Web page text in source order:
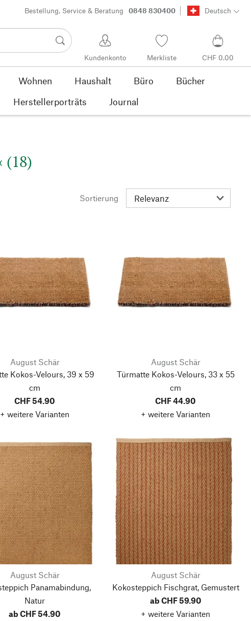
Bestellung, Service & Beratung 0848 830400 Deutsch
Kundenkonto Merkliste CHF 0.00
Wohnen Haushalt Büro
Bücher
Herstellerporträts Journal
(18)
Sortierung
August Schär
Kokos-Velours, 39 x 59
cm
CHF 54.90
+ weitere Varianten
August Schär
Türmatte Kokos-Velours, 33 x 55
cm
CHF 44.90
+ weitere Varianten
August Schär
Panamabindung,
Natur
ab CHF 54.90
August Schär
Kokosteppich Fischgrat, Gemustert
ab CHF 59.90
+ weitere Varianten